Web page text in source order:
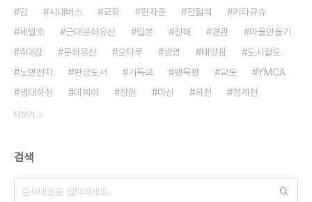
강 시내버스 교회 판자촌 전점석
키타큐슈
세월호
근대문화유산 일본 진해 경관
마을만들기
4대강
문화유산 오타루 생명 태양광
도시철도
노면전차
판금도서 기독교 팽목항 교토
YMCA
생태하천
마찌야 창원 마산 하천 청계천
더보기
검색